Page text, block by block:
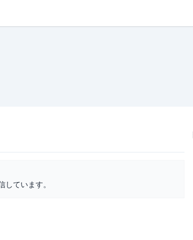
しています。